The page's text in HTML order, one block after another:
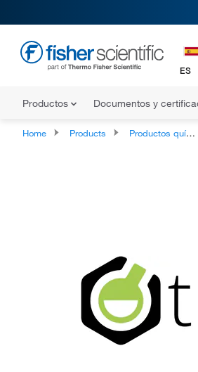
ES
Productos Documentos y
Home Products Productos químicos